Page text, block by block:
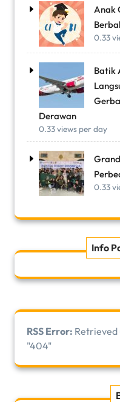
Anak
0.33
Batik
Derawan
0.33 views per day
0.33
Info
RSS Error: Retrieved
"404"